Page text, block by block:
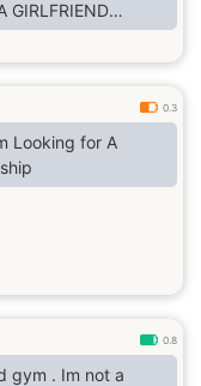
GIRLFRIEND
girl who enjoys
I
0.3
Looking for A
0.8
gym . Im not a